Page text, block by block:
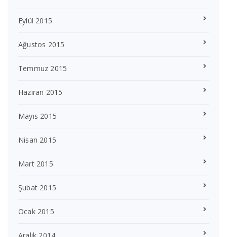
Eylül 2015
Ağustos 2015
Temmuz 2015
Haziran 2015
Mayıs 2015
Nisan 2015
Mart 2015
Şubat 2015
Ocak 2015